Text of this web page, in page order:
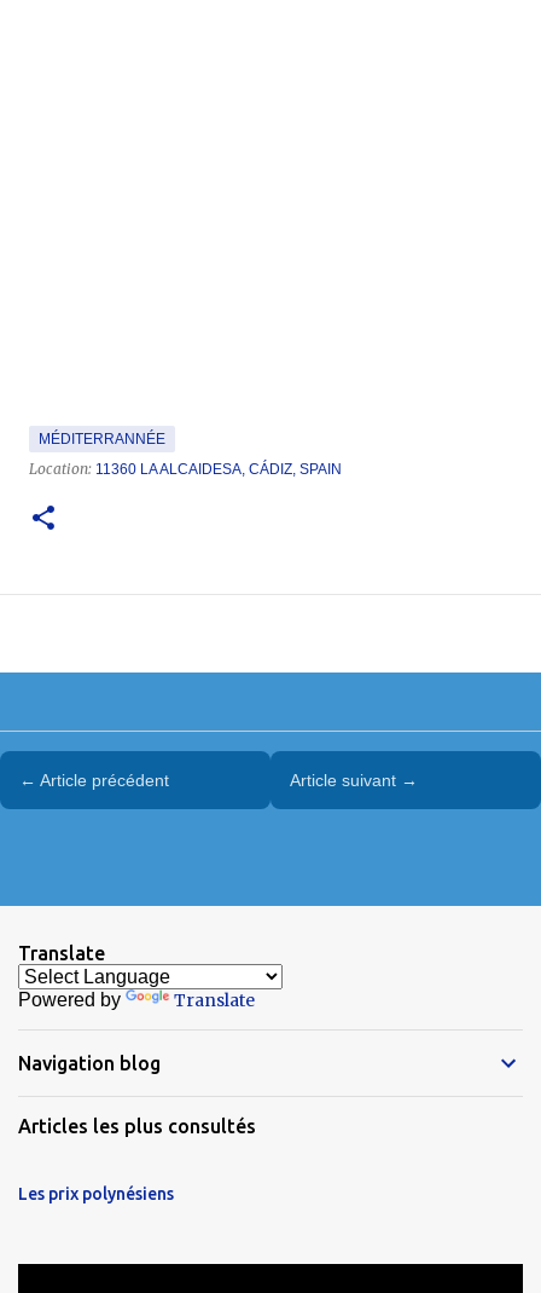
MÉDITERRANNÉE
Location: 11360 LA ALCAIDESA, CÁDIZ, SPAIN
← Article précédent Article suivant →
Translate
Powered by Translate
Navigation blog
Articles les plus consultés
Les prix polynésiens